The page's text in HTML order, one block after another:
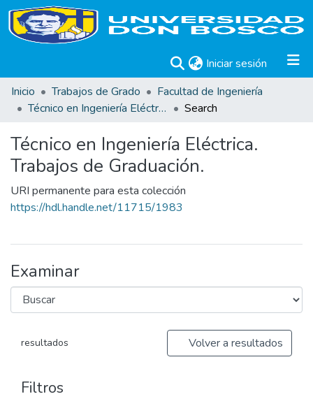
Iniciar sesión (current)
Inicio
Trabajos de Grado
Facultad de Ingeniería
Técnico en Ingeniería Eléctrica. Trabajos de Graduación.
Search
Técnico en Ingeniería Eléctrica.
Trabajos de Graduación.
URI permanente para esta colección
https://hdl.handle.net/11715/1983
Examinar
resultados Volver a resultados
Filtros